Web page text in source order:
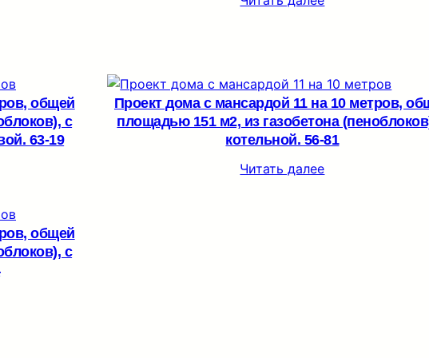
общей
c
63-19
Проект дома с мансардой 11 на 10 метров,
площадью 151 м2, из газобетона
котельной. 56-81
Читать далее
общей
c